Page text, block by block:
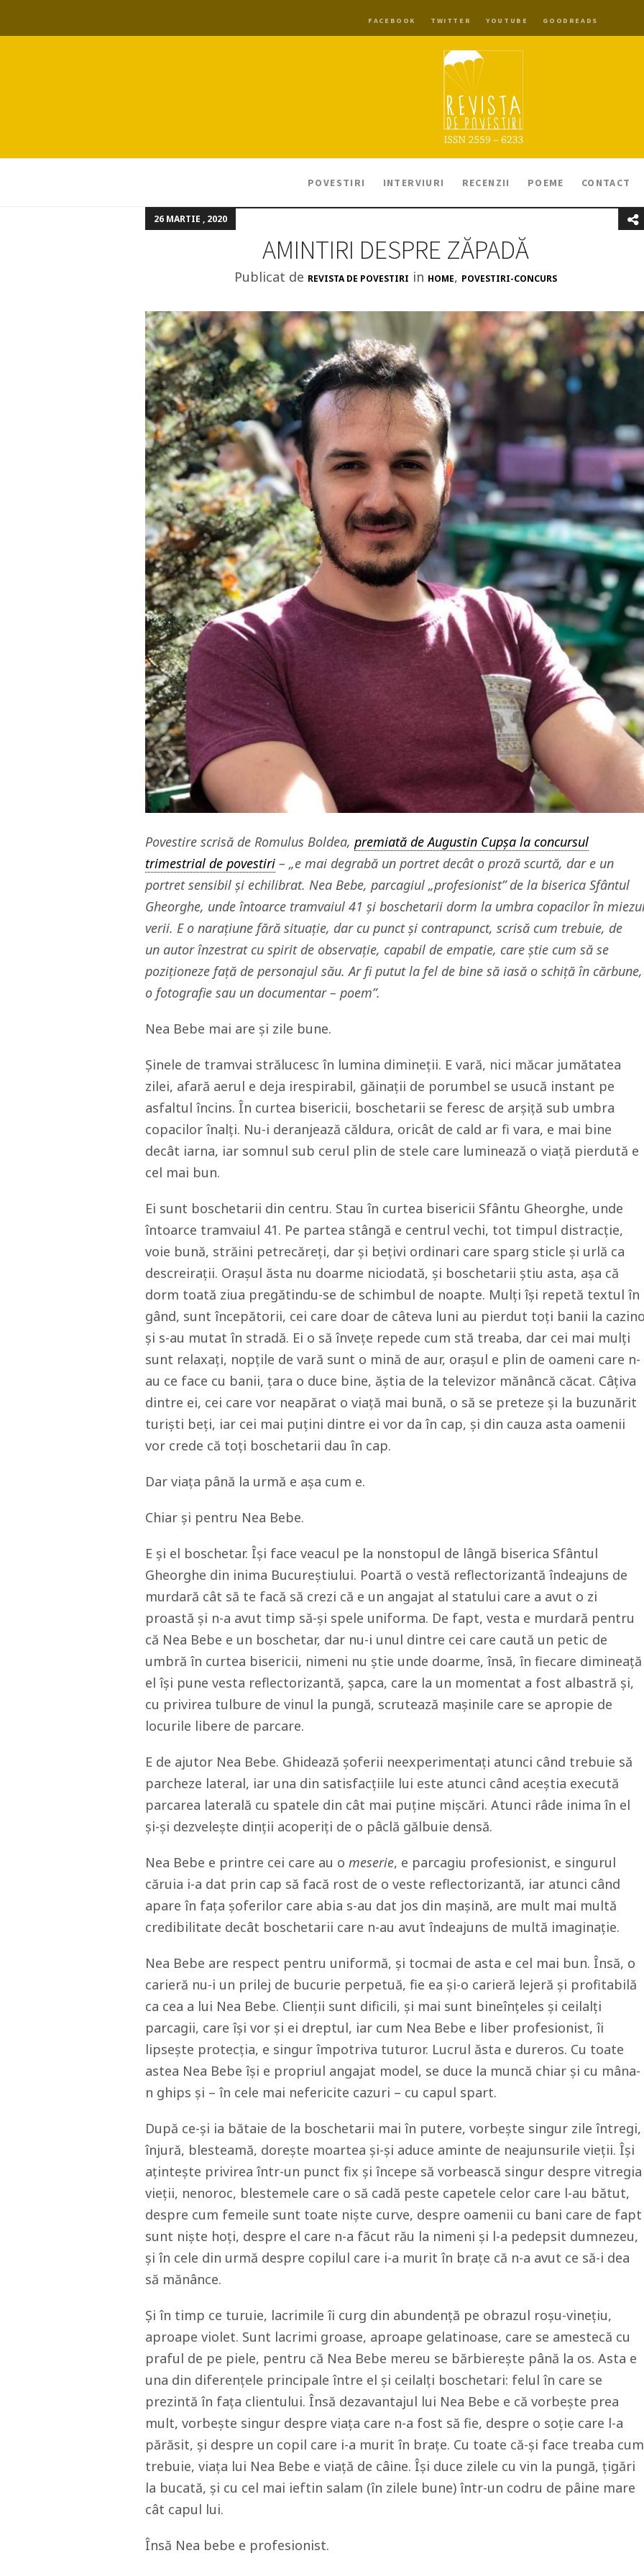
FACEBOOK TWITTER YOUTUBE GOODREADS
POVESTIRI INTERVIURI RECENZII POEME CONTACT
26 MARTIE , 2020
AMINTIRI DESPRE ZĂPADĂ
Publicat de REVISTA DE POVESTIRI in HOME, POVESTIRI-CONCURS
Povestire scrisă de Romulus Boldea, premiată de Augustin Cupșa la concursul
trimestrial de povestiri – „e mai degrabă un portret decât o proză scurtă, dar e un
portret sensibil și echilibrat. Nea Bebe, parcagiul „profesionist” de la biserica Sfântul
Gheorghe, unde întoarce tramvaiul 41 și boschetarii dorm la umbra copacilor în
verii. E o narațiune fără situație, dar cu punct și contrapunct, scrisă cum trebuie, de
un autor înzestrat cu spirit de observație, capabil de empatie, care știe cum să se
poziționeze față de personajul său. Ar fi putut la fel de bine să iasă o schiță în cărbune,
o fotografie sau un documentar – poem”.
Nea Bebe mai are și zile bune.
Șinele de tramvai strălucesc în lumina dimineții. E vară, nici măcar jumătatea
zilei, afară aerul e deja irespirabil, găinații de porumbel se usucă instant pe
asfaltul încins. În curtea bisericii, boschetarii se feresc de arșiță sub umbra
copacilor înalți. Nu-i deranjează căldura, oricât de cald ar fi vara, e mai bine
decât iarna, iar somnul sub cerul plin de stele care luminează o viață pierdută e
cel mai bun.
Ei sunt boschetarii din centru. Stau în curtea bisericii Sfântu Gheorghe, unde
întoarce tramvaiul 41. Pe partea stângă e centrul vechi, tot timpul distracție,
voie bună, străini petrecăreți, dar și bețivi ordinari care sparg sticle și urlă ca
descreirații. Orașul ăsta nu doarme niciodată, și boschetarii știu asta, așa că
dorm toată ziua pregătindu-se de schimbul de noapte. Mulți își repetă textul în
gând, sunt începătorii, cei care doar de câteva luni au pierdut toți banii la
și s-au mutat în stradă. Ei o să învețe repede cum stă treaba, dar cei mai mulți
sunt relaxați, nopțile de vară sunt o mină de aur, orașul e plin de oameni care n-
au ce face cu banii, țara o duce bine, ăștia de la televizor mănâncă căcat. Câțiva
dintre ei, cei care vor neapărat o viață mai bună, o să se preteze și la buzunărit
turiști beți, iar cei mai puțini dintre ei vor da în cap, și din cauza asta oamenii
vor crede că toți boschetarii dau în cap.
Dar viața până la urmă e așa cum e.
Chiar și pentru Nea Bebe.
E și el boschetar. Își face veacul pe la nonstopul de lângă biserica Sfântul
Gheorghe din inima Bucureștiului. Poartă o vestă reflectorizantă îndeajuns de
murdară cât să te facă să crezi că e un angajat al statului care a avut o zi
proastă și n-a avut timp să-și spele uniforma. De fapt, vesta e murdară pentru
că Nea Bebe e un boschetar, dar nu-i unul dintre cei care caută un petic de
umbră în curtea bisericii, nimeni nu știe unde doarme, însă, în fiecare dimineață
el își pune vesta reflectorizantă, șapca, care la un momentat a fost albastră și,
cu privirea tulbure de vinul la pungă, scrutează mașinile care se apropie de
locurile libere de parcare.
E de ajutor Nea Bebe. Ghidează șoferii neexperimentați atunci când trebuie să
parcheze lateral, iar una din satisfacțiile lui este atunci când aceștia execută
parcarea laterală cu spatele din cât mai puține mișcări. Atunci râde inima în el
și-și dezvelește dinții acoperiți de o pâclă gălbuie densă.
Nea Bebe e printre cei care au o meserie, e parcagiu profesionist, e singurul
căruia i-a dat prin cap să facă rost de o veste reflectorizantă, iar atunci când
apare în fața șoferilor care abia s-au dat jos din mașină, are mult mai multă
credibilitate decât boschetarii care n-au avut îndeajuns de multă imaginație.
Nea Bebe are respect pentru uniformă, și tocmai de asta e cel mai bun. Însă, o
carieră nu-i un prilej de bucurie perpetuă, fie ea și-o carieră lejeră și profitabilă
ca cea a lui Nea Bebe. Clienții sunt dificili, și mai sunt bineînțeles și ceilalți
parcagii, care își vor și ei dreptul, iar cum Nea Bebe e liber profesionist, îi
lipsește protecția, e singur împotriva tuturor. Lucrul ăsta e dureros. Cu toate
astea Nea Bebe își e propriul angajat model, se duce la muncă chiar și cu mâna-
n ghips și – în cele mai nefericite cazuri – cu capul spart.
După ce-și ia bătaie de la boschetarii mai în putere, vorbește singur zile întregi,
înjură, blesteamă, dorește moartea și-și aduce aminte de neajunsurile vieții. Își
ațintește privirea într-un punct fix și începe să vorbească singur despre vitregia
vieții, nenoroc, blestemele care o să cadă peste capetele celor care l-au bătut,
despre cum femeile sunt toate niște curve, despre oamenii cu bani care de fapt
sunt niște hoți, despre el care n-a făcut rău la nimeni și l-a pedepsit dumnezeu,
și în cele din urmă despre copilul care i-a murit în brațe că n-a avut ce să-i dea
să mănânce.
Și în timp ce turuie, lacrimile îi curg din abundență pe obrazul roșu-vinețiu,
aproape violet. Sunt lacrimi groase, aproape gelatinoase, care se amestecă cu
praful de pe piele, pentru că Nea Bebe mereu se bărbierește până la os. Asta e
una din diferențele principale între el și ceilalți boschetari: felul în care se
prezintă în fața clientului. Însă dezavantajul lui Nea Bebe e că vorbește prea
mult, vorbește singur despre viața care n-a fost să fie, despre o soție care l-a
părăsit, și despre un copil care i-a murit în brațe. Cu toate că-și face treaba cum
trebuie, viața lui Nea Bebe e viață de câine. Își duce zilele cu vin la pungă, țigări
la bucată, și cu cel mai ieftin salam (în zilele bune) într-un codru de pâine mare
cât capul lui.
Însă Nea bebe e profesionist.